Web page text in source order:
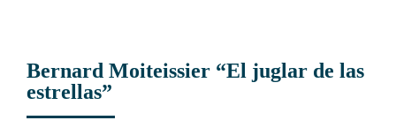
Bernard Moiteissier “El juglar de las
estrellas”